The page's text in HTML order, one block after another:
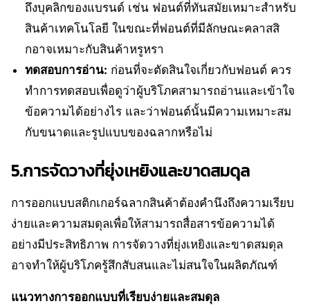
ถึงบุคลิกของแบรนด์ เช่น ฟอนต์ที่ทันสมัยเหมาะสำหรับ
สินค้าเทคโนโลยี ในขณะที่ฟอนต์ที่มีลักษณะคลาสสิ
กอาจเหมาะกับสินค้าหรูหรา
ทดสอบการอ่าน: ก่อนที่จะตัดสินใจเกี่ยวกับฟอนต์ ควร
ทำการทดสอบเพื่อดูว่าผู้บริโภคสามารถอ่านและเข้าใจ
ข้อความได้อย่างไร และว่าฟอนต์นั้นมีความเหมาะสม
กับขนาดและรูปแบบของฉลากหรือไม่
5.การจัดวางที่ยุ่งเหยิงและขาดสมดุล
การออกแบบสติกเกอร์ฉลากสินค้าต้องคำนึงถึงความเรียบ
ง่ายและความสมดุลเพื่อให้สามารถสื่อสารข้อความได้
อย่างมีประสิทธิภาพ การจัดวางที่ยุ่งเหยิงและขาดสมดุล
อาจทำให้ผู้บริโภครู้สึกสับสนและไม่สนใจในผลิตภัณฑ์
แนวทางการออกแบบที่เรียบง่ายและสมดุล